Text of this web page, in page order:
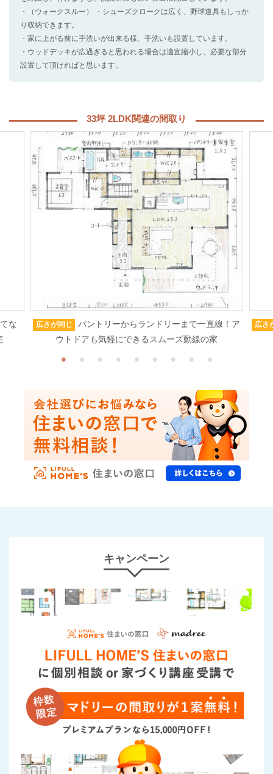
・（ウォークスルー） ・シューズクロークは広く、野球道具もしっか
り収納できます。
・家に上がる前に手洗いが出来る様、手洗いも設置しています。
・ウッドデッキが広過ぎると思われる場合は適宜縮小し、必要な部分
設置して頂ければと思います。
33坪 2LDK関連の間取り
な
広さが同じ
パントリーからランドリーまで一直線！ア
ウトドアも気軽にできるスムーズ動線の家
広さ
キャンペーン